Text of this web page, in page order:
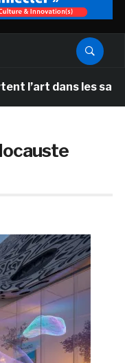
dans les salles